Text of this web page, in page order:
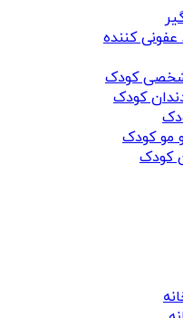
کننده
شخصی کودک
کودک
مو کودک
کودک